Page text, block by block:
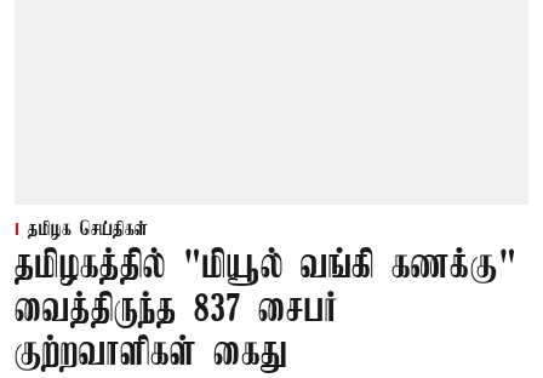
தமிழக செய்திகள்
தமிழகத்தில் "மியூல் வங்கி கணக்கு"
வைத்திருந்த 837 சைபர்
குற்றவாளிகள் கைது